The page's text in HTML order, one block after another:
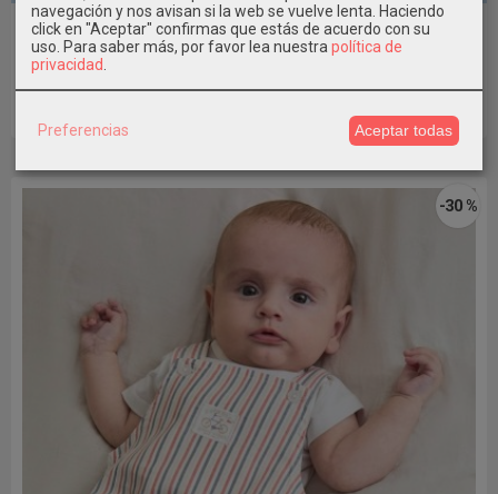
Peto punto Bebé niño Mayoral
-30 %
navegación y nos avisan si la web se vuelve lenta. Haciendo
click en "Aceptar" confirmas que estás de acuerdo con su
uso. Para saber más, por favor lea nuestra política de
privacidad
Preferencias Aceptar todas